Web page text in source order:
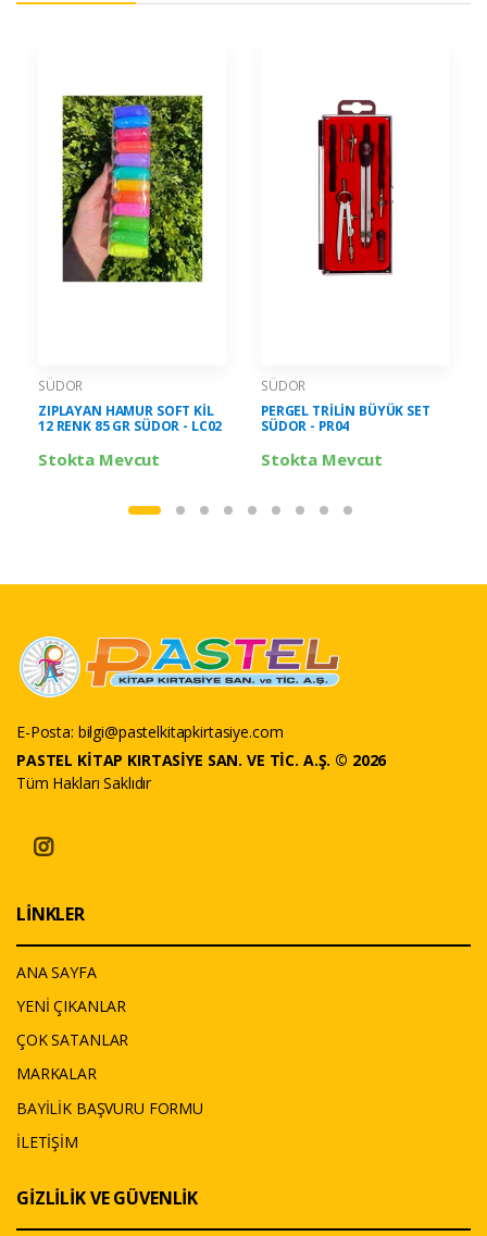
SÜDOR
ZIPLAYAN HAMUR SOFT KİL
12 RENK 85 GR SÜDOR - LC02
Stokta Mevcut
SÜDOR
PERGEL TRİLİN BÜYÜK SET
SÜDOR - PR04
Stokta Mevcut
E-Posta: bilgi@pastelkitapkirtasiye.com
PASTEL KİTAP KIRTASİYE SAN. VE TİC. A.Ş. © 2026
Tüm Hakları Saklıdır
LİNKLER
ANA SAYFA
YENİ ÇIKANLAR
ÇOK SATANLAR
MARKALAR
BAYİLİK BAŞVURU FORMU
İLETİŞİM
GİZLİLİK VE GÜVENLİK